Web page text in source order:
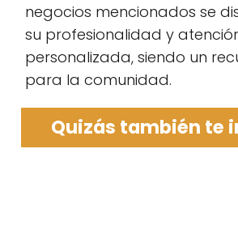
negocios mencionados se
su profesionalidad y
personalizada, siendo un
para la comunidad.
Quizás también te